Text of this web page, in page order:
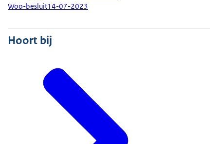
Woo-besluit14-07-2023
Hoort bij